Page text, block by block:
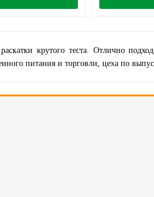
крутого теста. Отлично
питания и торговли, цеха по